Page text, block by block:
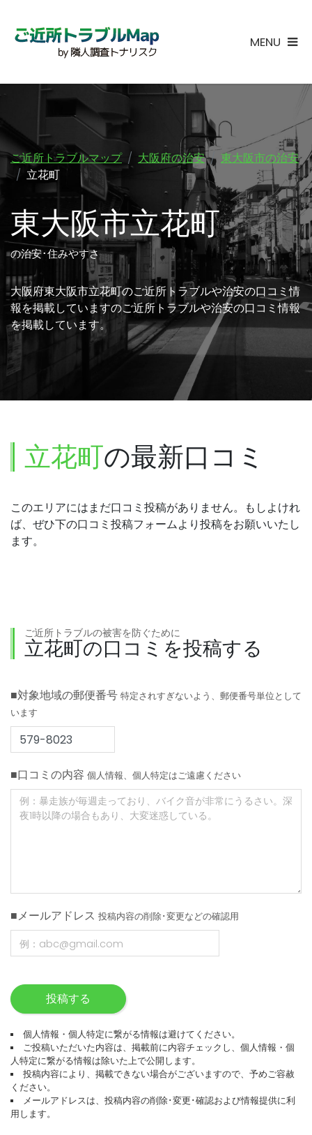
MENU
ご近所トラブルマップ 大阪府の治安
東大阪市の治安
立花町
東大阪市立花町
の治安･住みやすさ
大阪府東大阪市立花町のご近所トラブルや治安の口コミ情
報を掲載していますのご近所トラブルや治安の口コミ情報
を掲載しています。
立花町の最新口コミ
このエリアにはまだ口コミ投稿がありません。もしよけれ
ば、ぜひ下の口コミ投稿フォームより投稿をお願いいたし
ます。
ご近所トラブルの被害を防ぐために
立花町の口コミを投稿する
■対象地域の郵便番号 特定されすぎないよう、郵便番号単位として
います
■口コミの内容 個人情報、個人特定はご遠慮ください
■メールアドレス 投稿内容の削除･変更などの確認用
投稿する
個人情報・個人特定に繋がる情報は避けてください。
ご投稿いただいた内容は、掲載前に内容チェックし、個人情報・個
人特定に繋がる情報は除いた上で公開します。
投稿内容により、掲載できない場合がございますので、予めご容赦
ください。
メールアドレスは、投稿内容の削除･変更･確認および情報提供に利
用します。